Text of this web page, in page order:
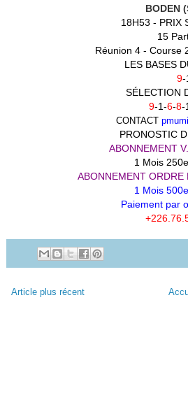
BODEN
18H53 - PRIX
15
Réunion 4 - Course
LES BASES
9-
SÉLECTION
9-1-6-8-
CONTACT
PRONOSTIC
ABONNEMENT
1 Mois
ABONNEMENT ORDRE
1 Mois
Paiement par
Article plus récent